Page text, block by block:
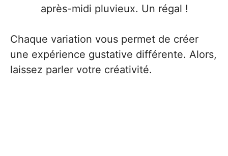
après-midi pluvieux. Un régal !
Chaque variation vous permet de créer
une expérience gustative différente. Alors,
laissez parler votre créativité.